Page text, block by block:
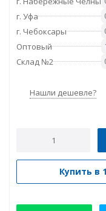
г. Уфа
г. Чебоксары
Оптовый
Склад №2
Нашли дешевле?
Купить в